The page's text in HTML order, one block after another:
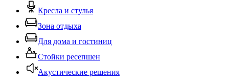
Кресла и стулья
Зона отдыха
Для дома и гостиниц
Стойки ресепшен
Акустические решения